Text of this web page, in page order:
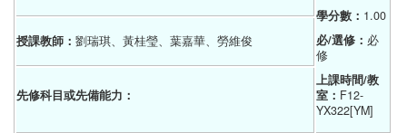
學分數： 1.00
必/選修： 必
修
上課時間/教
室： F12-
YX322[YM]
授課教師： 劉瑞琪、黃桂瑩、葉嘉華、勞維俊
先修科目或先備能力：